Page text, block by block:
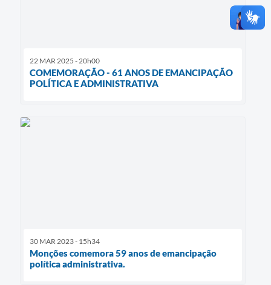
22 MAR 2025 - 20h00
COMEMORAÇÃO - 61 ANOS DE EMANCIPAÇÃO
POLÍTICA E ADMINISTRATIVA
30 MAR 2023 - 15h34
Monções comemora 59 anos de emancipação
política administrativa.